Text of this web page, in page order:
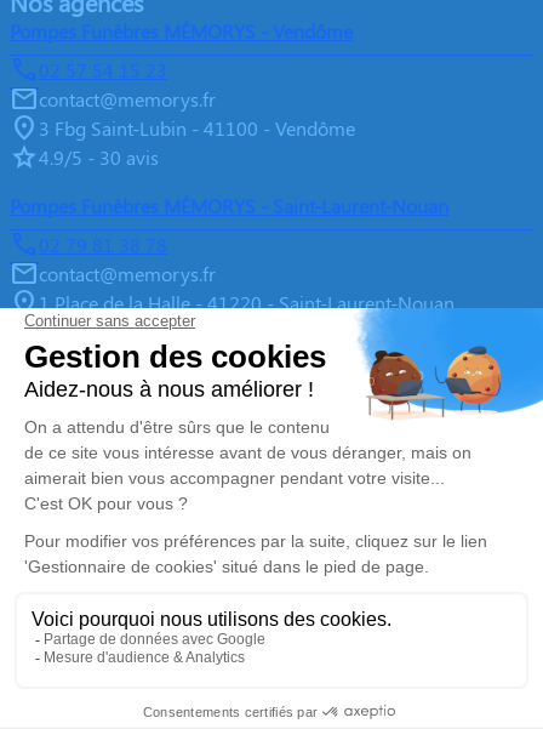
Pompes Funèbres MÉMORYS - Vendôme
02 57 54 15 23
contact@memorys.fr
3 Fbg Saint-Lubin - 41100 - Vendôme
4.9/5 - 30 avis
Pompes Funèbres MÉMORYS - Saint-Laurent-Nouan
02 79 81 38 78
contact@memorys.fr
1 Place de la Halle - 41220 - Saint-Laurent-Nouan
4.9/5 - 10 avis
Pompes Funèbres MEMORYS à Blois
02 55 02 46 67
contact@memorys.fr
3 Boulevard de l'Industrie - 41000 - Blois
5/5 - 81 avis
Nos Services
Organiser des Obsèques
Démarches Post Obsèques
Monuments funéraires
Liens utiles
À propos de Memorys
agence